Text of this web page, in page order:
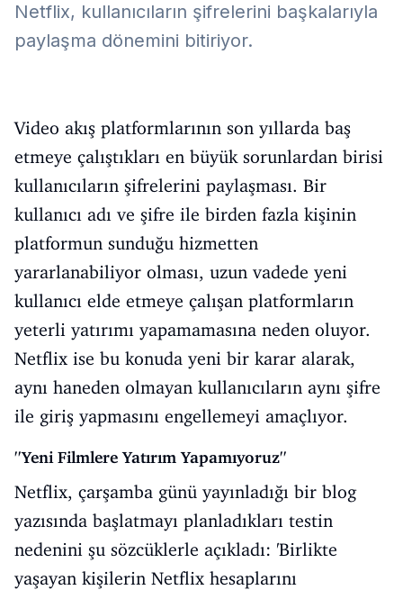
Netflix, kullanıcıların şifrelerini başkalarıyla
paylaşma dönemini bitiriyor.
Video akış platformlarının son yıllarda baş
etmeye çalıştıkları en büyük sorunlardan birisi
kullanıcıların şifrelerini paylaşması. Bir
kullanıcı adı ve şifre ile birden fazla kişinin
platformun sunduğu hizmetten
yararlanabiliyor olması, uzun vadede yeni
kullanıcı elde etmeye çalışan platformların
yeterli yatırımı yapamamasına neden oluyor.
Netflix ise bu konuda yeni bir karar alarak,
aynı haneden olmayan kullanıcıların aynı şifre
ile giriş yapmasını engellemeyi amaçlıyor.
''Yeni Filmlere Yatırım Yapamıyoruz''
Netflix, çarşamba günü yayınladığı bir blog
yazısında başlatmayı planladıkları testin
nedenini şu sözcüklerle açıkladı: 'Birlikte
yaşayan kişilerin Netflix hesaplarını